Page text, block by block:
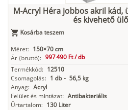
M-Acryl Héra jobbos akril kád,
és kivehető
Kosárba teszem
Méret: 150×70 cm
Ár (bruttó): 997 490 Ft /db
Termékkód: 12510
Csomagolás: 1 db - 56,5 kg
Anyag: Acryl
Felület és mintázat: Antibakteriális
Űrtartalom: 130 Liter